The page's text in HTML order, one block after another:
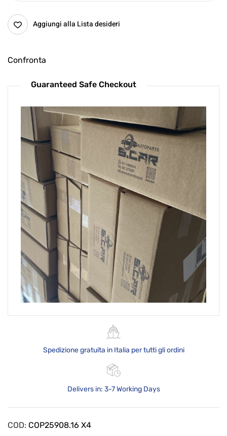
Aggiungi alla Lista desideri
Confronta
Guaranteed Safe Checkout
Spedizione gratuita in Italia per tutti gli ordini
Delivers in: 3-7 Working Days
COD: COP25908.16 X4